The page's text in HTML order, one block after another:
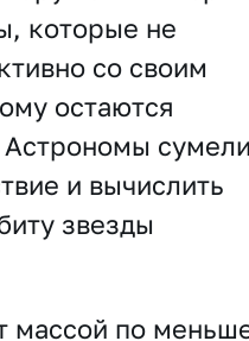
которые не
со своим
остаются
и вычислить
звезды
массой по